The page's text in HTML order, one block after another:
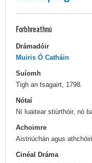
Forbhreathnú
Drámadóir
Muiris Ó Catháin
Suíomh
Tigh an tsagairt, 1798.
Nótaí
Ní luaitear stiúrthóir, nó
Achoimre
Aistriúchán agus
Cinéal Dráma